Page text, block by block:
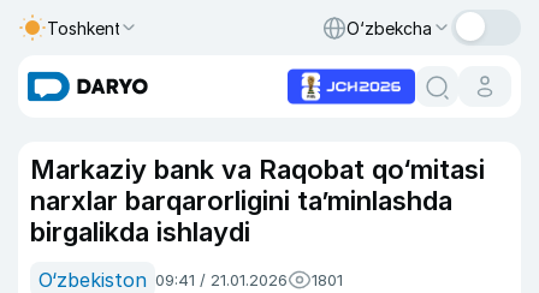
Toshkent O‘zbekcha
Markaziy bank va Raqobat qo‘mitasi
narxlar barqarorligini ta’minlashda
birgalikda ishlaydi
O‘zbekiston 09:41 / 21.01.2026 1801